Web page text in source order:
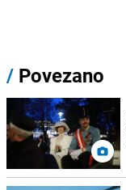
/ Povezano